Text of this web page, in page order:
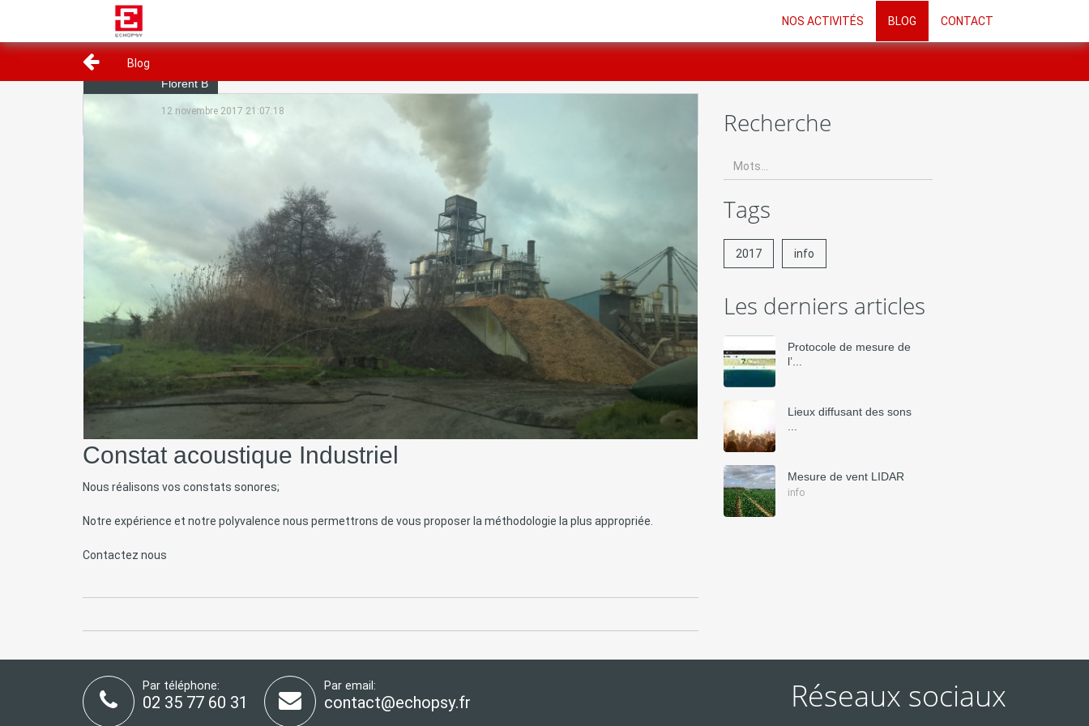
NOS ACTIVITÉS BLOG CONTACT
Blog
Florent B
12 novembre 2017 21:07:18
Constat acoustique Industriel
Nous réalisons vos constats sonores;
Notre expérience et notre polyvalence nous permettrons de vous proposer la méthodologie la plus appropriée.
Contactez nous
Recherche
Tags
2017 info
Les derniers articles
Protocole de mesure de
l’...
Lieux diffusant des sons
Mesure de vent LIDAR
info
Réseaux sociaux
Par téléphone:
02 35 77 60 31
Par email:
contact@echopsy.fr